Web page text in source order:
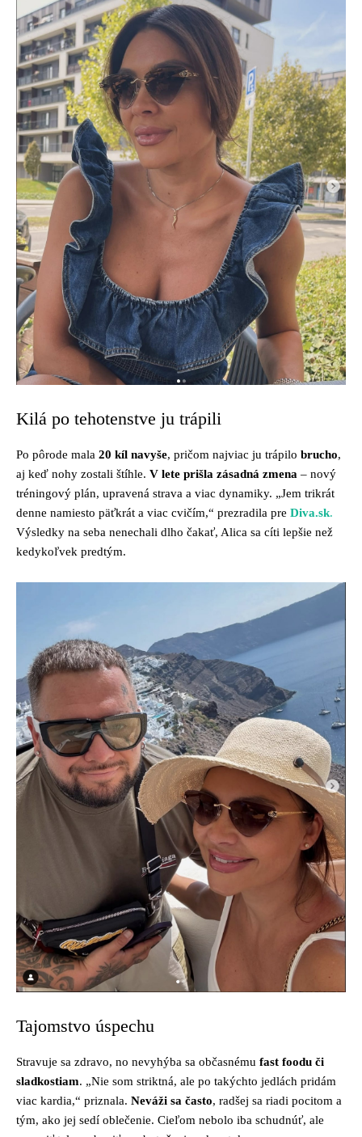
Kilá po tehotenstve ju trápili
Po pôrode mala 20 kíl navyše, pričom najviac ju trápilo brucho,
aj keď nohy zostali štíhle. V lete prišla zásadná zmena – nový
tréningový plán, upravená strava a viac dynamiky. „Jem trikrát
denne namiesto päťkrát a viac cvičím,“ prezradila pre Diva.sk.
Výsledky na seba nenechali dlho čakať, Alica sa cíti lepšie než
kedykoľvek predtým.
Tajomstvo úspechu
Stravuje sa zdravo, no nevyhýba sa občasnému fast foodu či
sladkostiam. „Nie som striktná, ale po takýchto jedlách pridám
viac kardia,“ priznala. Neváži sa často, radšej sa riadi pocitom a
tým, ako jej sedí oblečenie. Cieľom nebolo iba schudnúť, ale